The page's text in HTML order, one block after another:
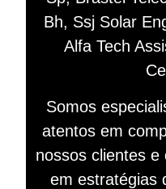
Bh, Ssj Solar
Alfa Tech
Somos
atentos em
nossos clientes
em estratégias